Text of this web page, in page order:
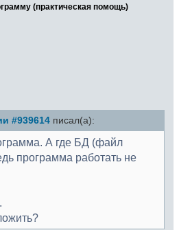
(практическая помощь)
#939614 писал(а):
А где БД (файл
программа работать не